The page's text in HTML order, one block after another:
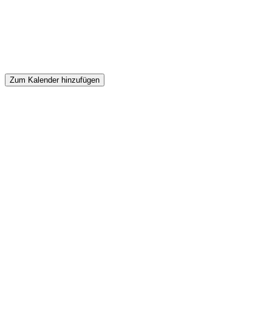
Zum Kalender hinzufügen